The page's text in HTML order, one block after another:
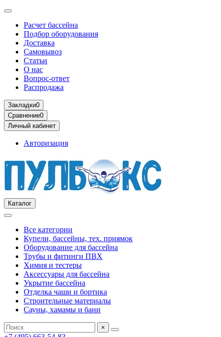
Расчет бассейна
Подбор оборудования
Доставка
Самовывоз
Статьи
О нас
Вопрос-ответ
Распродажа
Закладки0
Сравнение0
Личный кабинет
Авторизация
Каталог
Все категории
Купели, бассейны, тех. приямок
Оборудование для бассейна
Трубы и фитинги ПВХ
Химия и тестеры
Аксессуары для бассейна
Укрытие бассейна
Отделка чаши и бортика
Строительные материалы
Сауны, хамамы и бани
×